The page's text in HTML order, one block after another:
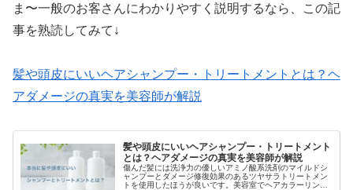
ま〜一般のお客さんにわかりやすく説明するなら、この記
事を熟読してみて↓
髪や頭皮にいいヘアシャンプー・トリートメントとは？ヘ
アダメージの真実を美容師が解説
髪や頭皮にいいヘアシャンプー・トリートメント
とは？ヘアダメージの真実を美容師が解説
傷んだ髪には洗浄力の優しいアミノ酸系洗剤のマイルドシ
ャンプーとダメージ修復効果のあるツヤサラトリートメン
トを使用したほうが良いです。美容室でヘアカラーリング